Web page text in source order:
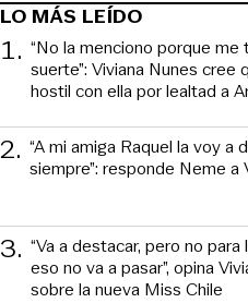
LO MÁS LEÍDO
1. “No la menciono porque me
suerte”: Viviana Nunes cree
hostil con ella por lealtad a
2. “A mi amiga Raquel la voy a
siempre”: responde Neme a
3. “Va a destacar, pero no
eso no va a pasar”, opina
sobre la nueva Miss Chile